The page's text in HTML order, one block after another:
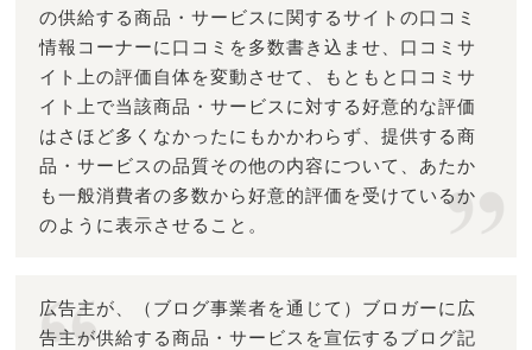
の供給する商品・サービスに関するサイトの口コミ
情報コーナーに口コミを多数書き込ませ、口コミサ
イト上の評価自体を変動させて、もともと口コミサ
イト上で当該商品・サービスに対する好意的な評価
はさほど多くなかったにもかかわらず、提供する商
品・サービスの品質その他の内容について、あたか
も一般消費者の多数から好意的評価を受けているか
のように表示させること。
広告主が、（ブログ事業者を通じて）ブロガーに広
告主が供給する商品・サービスを宣伝するブログ記